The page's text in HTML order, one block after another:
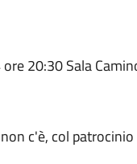
20:30 Sala
c'è, col